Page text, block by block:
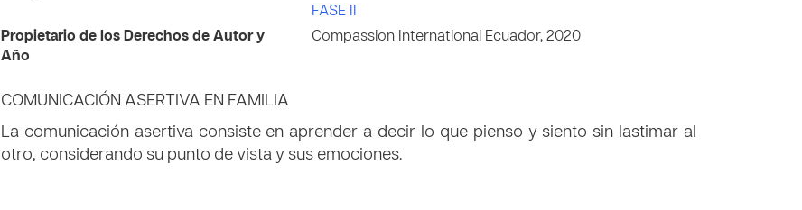
FASE II
Propietario de los Derechos de Autor y
Año
Compassion International Ecuador, 2020
COMUNICACIÓN ASERTIVA EN FAMILIA
La comunicación asertiva consiste en aprender a decir lo que pienso y siento sin lastimar al
otro, considerando su punto de vista y sus emociones.